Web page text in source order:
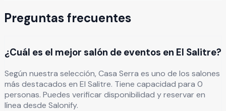
Preguntas frecuentes
¿Cuál es el mejor salón de eventos en El Salitre?
Según nuestra selección, Casa Serra es uno de los salones
más destacados en El Salitre. Tiene capacidad para 0
personas. Puedes verificar disponibilidad y reservar en
línea desde Salonify.